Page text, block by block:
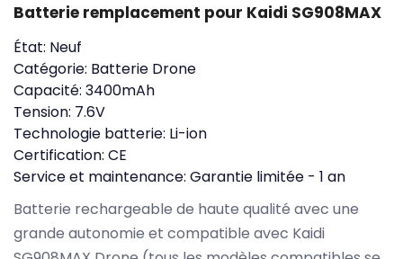
Batterie remplacement pour Kaidi SG908MAX
État: Neuf
Catégorie: Batterie Drone
Capacité: 3400mAh
Tension: 7.6V
Technologie batterie: Li-ion
Certification: CE
Service et maintenance: Garantie limitée - 1 an
Batterie rechargeable de haute qualité avec une
grande autonomie et compatible avec Kaidi